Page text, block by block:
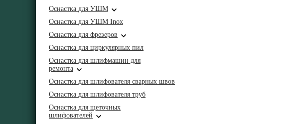
Оснастка для УШМ
Оснастка для УШМ Inox
Оснастка для фрезеров
Оснастка для циркулярных пил
Оснастка для шлифмашин для
ремонта
Оснастка для шлифователя сварных швов
Оснастка для шлифователя труб
Оснастка для щеточных
шлифователей